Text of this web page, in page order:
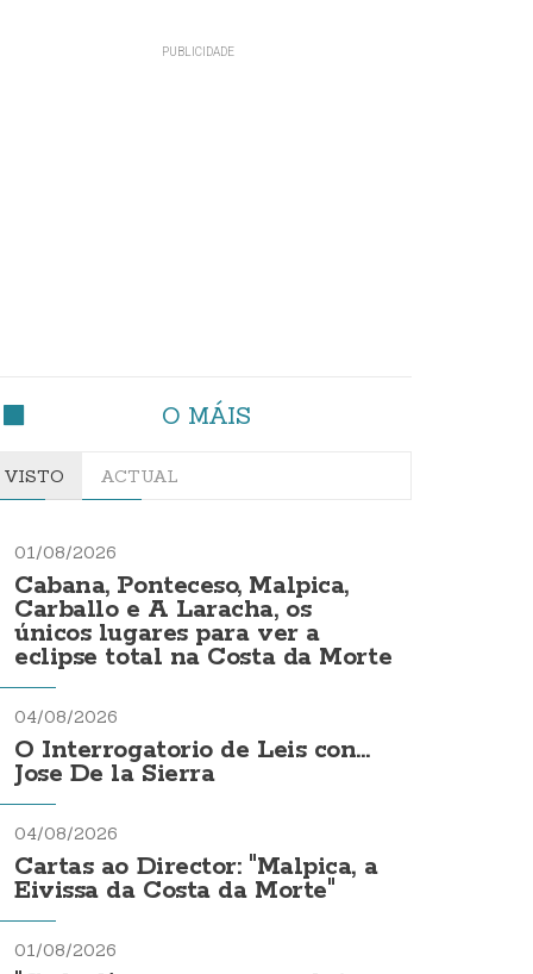
O MÁIS
VISTO ACTUAL
01/08/2026
Cabana, Ponteceso, Malpica,
Carballo e A Laracha, os
únicos lugares para ver a
eclipse total na Costa da Morte
04/08/2026
O Interrogatorio de Leis con...
Jose De la Sierra
04/08/2026
Cartas ao Director: "Malpica, a
Eivissa da Costa da Morte"
01/08/2026